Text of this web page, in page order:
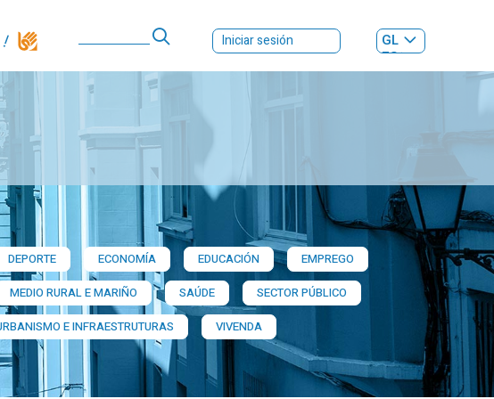
Iniciar sesión
GL
ES|
DEPORTE ECONOMÍA EDUCACIÓN
EMPREGO
MEDIO RURAL E MARIÑO SAÚDE
SECTOR PÚBLICO
E INFRAESTRUTURAS VIVENDA